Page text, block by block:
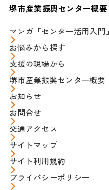
堺市産業振興センター概要
マンガ「センター活用入門」
お悩みから探す
支援の現場から
堺市産業振興センター概要
お知らせ
お問合せ
交通アクセス
サイトマップ
サイト利用規約
プライバシーポリシー